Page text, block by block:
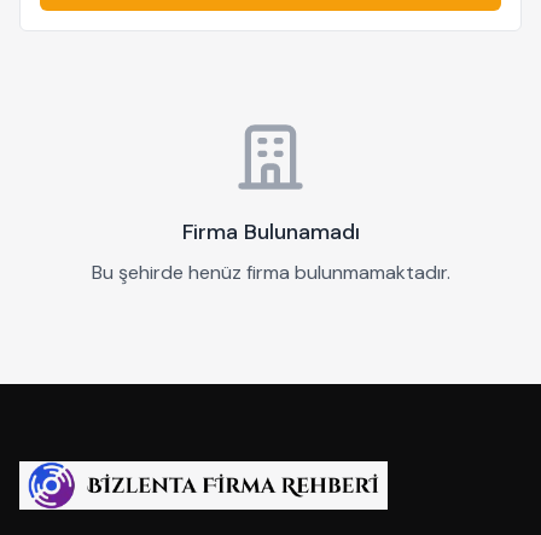
Firma Bulunamadı
Bu şehirde henüz firma bulunmamaktadır.